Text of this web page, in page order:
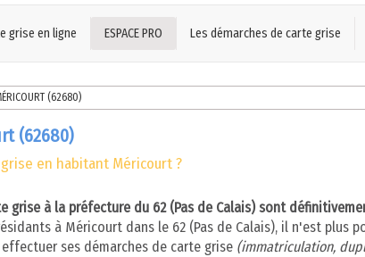
grise en ligne ESPACE PRO Les démarches de carte grise
(62680)
(62680)
en habitant Méricourt ?
grise à la préfecture du 62 (Pas de Calais) sont
à Méricourt dans le 62 (Pas de Calais), il n'est plus
effectuer ses démarches de carte grise (immatriculation,